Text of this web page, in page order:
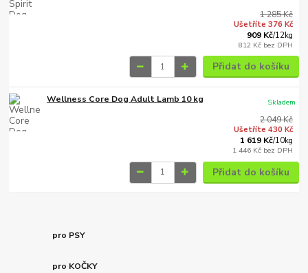
1 285 Kč
Ušetříte 376 Kč
909 Kč/12kg
812 Kč bez DPH
Přidat do košíku
Wellness Core Dog Adult Lamb 10 kg
2 049 Kč
Ušetříte 430 Kč
1 619 Kč/10kg
1 446 Kč bez DPH
Skladem
Přidat do košíku
pro PSY
pro KOČKY